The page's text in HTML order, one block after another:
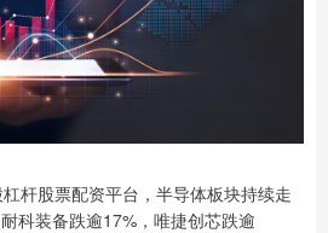
股票配资平台，半导体板块持续走
科装备跌逾17%，唯捷创芯跌逾